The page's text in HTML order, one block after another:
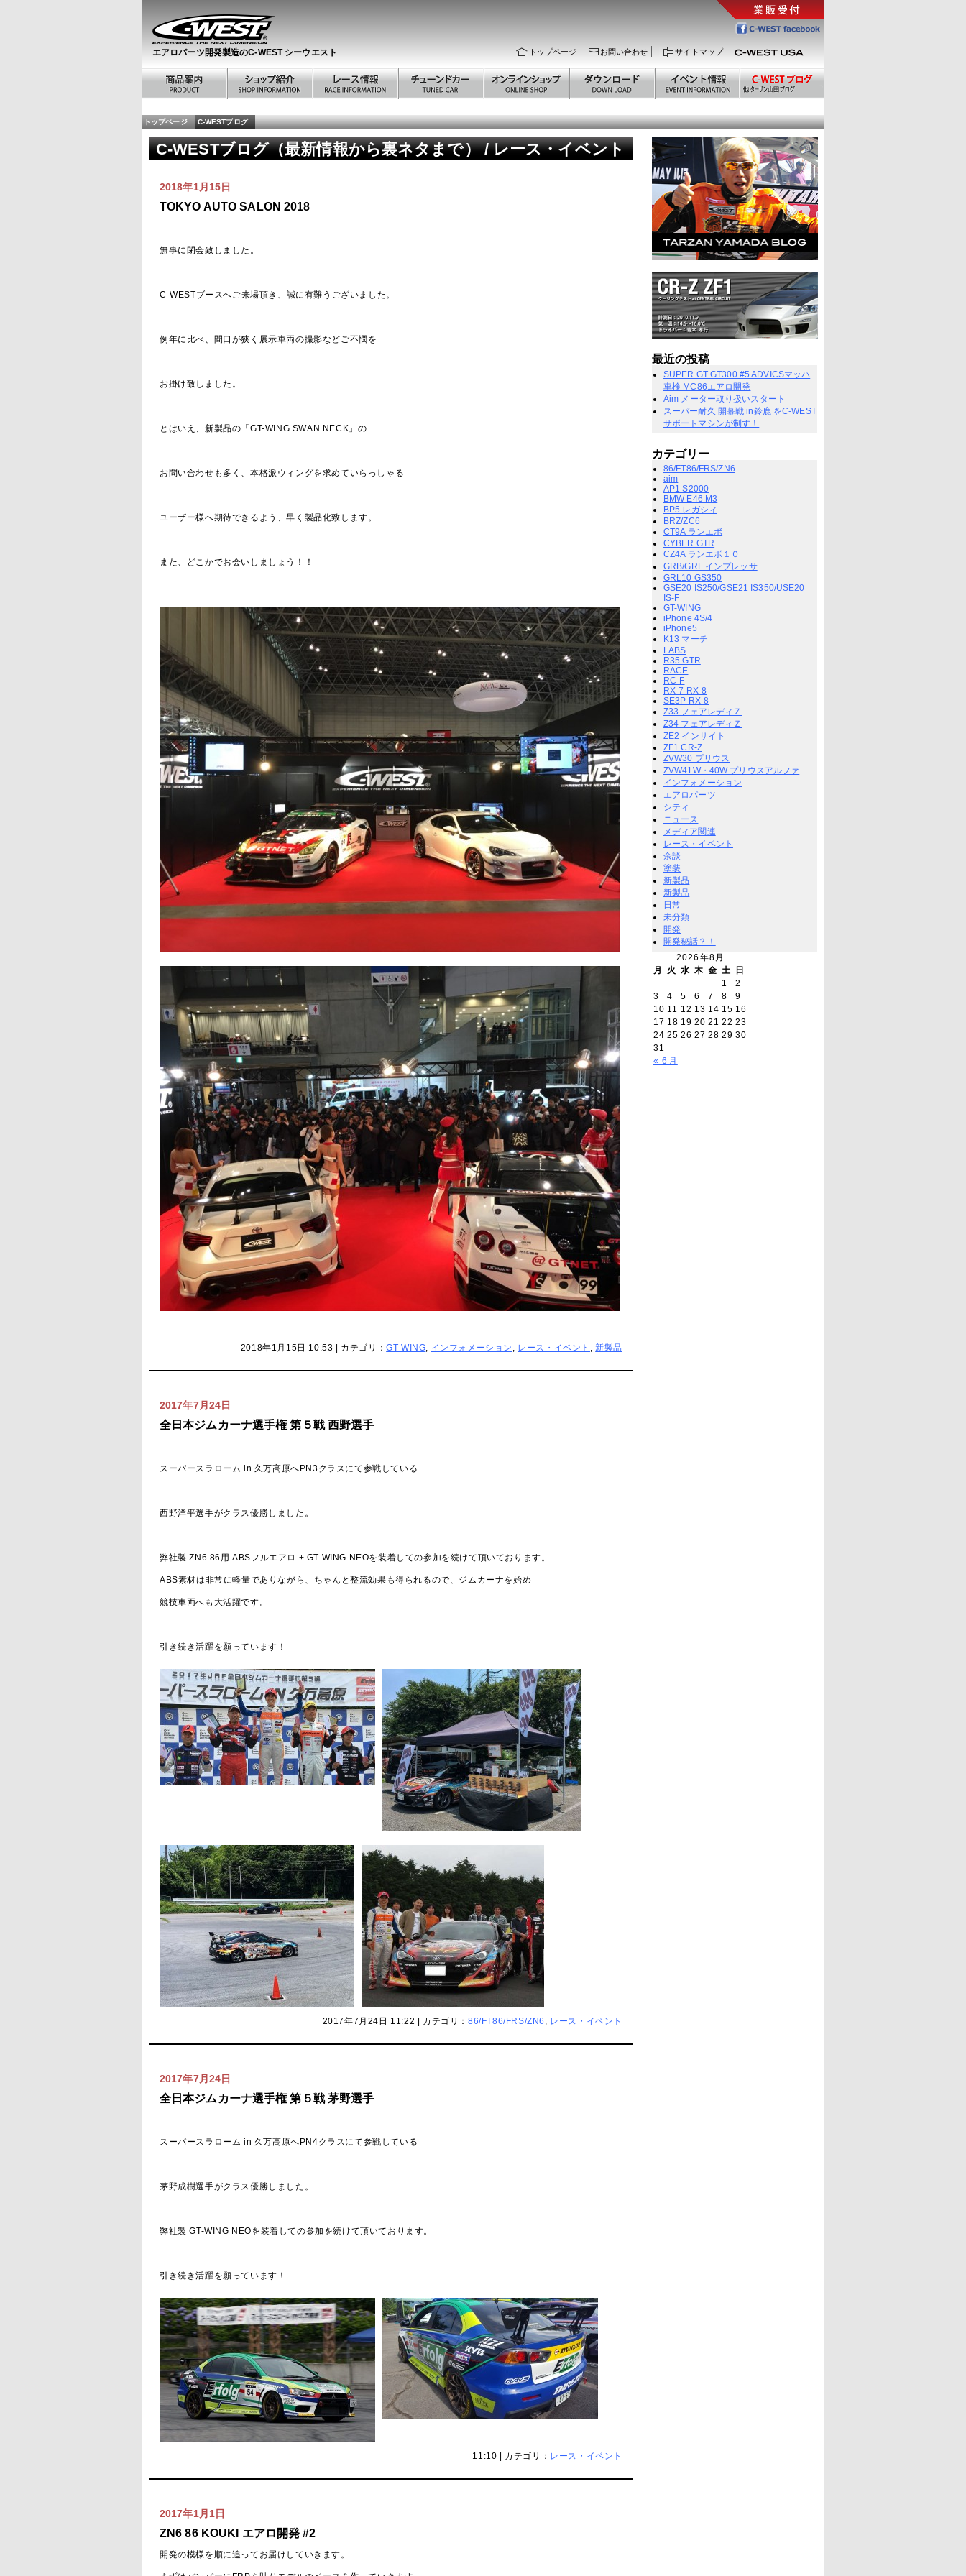
エアロパーツ開発製造のC-WEST シーウエスト トップページ お問い合わせ サイトマップ
トップページ C-WESTブログ
C-WESTブログ（最新情報から裏ネタまで） / レース・イベント
2018年1月15日
TOKYO AUTO SALON 2018
無事に閉会致しました。
C-WESTブースへご来場頂き、誠に有難うございました。
例年に比べ、間口が狭く展示車両の撮影などご不憫を
お掛け致しました。
とはいえ、新製品の「GT-WING SWAN NECK」の
お問い合わせも多く、本格派ウィングを求めていらっしゃる
ユーザー様へ期待できるよう、早く製品化致します。
また、どこかでお会いしましょう！！
2018年1月15日 10:53 | カテゴリ：GT-WING, インフォメーション , レース・イベント ,新製品
2017年7月24日
全日本ジムカーナ選手権 第５戦 西野選手
スーパースラローム in 久万高原へPN3クラスにて参戦している
西野洋平選手がクラス優勝しました。
弊社製 ZN6 86用 ABSフルエアロ + GT-WING NEOを装着しての参加を続けて頂いております。
ABS素材は非常に軽量でありながら、ちゃんと整流効果も得られるので、ジムカーナを始め
競技車両へも大活躍です。
引き続き活躍を願っています！
2017年7月24日 11:22 | カテゴリ： 86/FT86/FRS/ZN6 , レース・イベント
2017年7月24日
全日本ジムカーナ選手権 第５戦 茅野選手
スーパースラローム in 久万高原へPN4クラスにて参戦している
茅野成樹選手がクラス優勝しました。
弊社製 GT-WING NEOを装着しての参加を続けて頂いております。
引き続き活躍を願っています！
11:10 | カテゴリ： レース・イベント
2017年1月1日
ZN6 86 KOUKI エアロ開発 #2
開発の模様を順に追ってお届けしていきます。
最近の投稿
SUPER GT GT300 #5 ADVICSマッハ
車検 MC86エアロ開発
Aim メーター取り扱いスタート
スーパー耐久 開幕戦 in鈴鹿 をC-WEST
サポートマシンが制す！
カテゴリー
86/FT86/FRS/ZN6
aim
AP1 S2000
BMW E46 M3
BP5 レガシィ
BRZ/ZC6
CT9A ランエボ
CYBER GTR
CZ4A ランエボ１０
GRB/GRF インプレッサ
GRL10 GS350
GSE20 IS250/GSE21 IS350/USE20
IS-F
GT-WING
iPhone 4S/4
iPhone5
K13 マーチ
LABS
R35 GTR
RACE
RC-F
RX-7 RX-8
SE3P RX-8
Z33 フェアレディＺ
Z34 フェアレディＺ
ZE2 インサイト
ZF1 CR-Z
ZVW30 プリウス
ZVW41W・40W プリウスアルファ
インフォメーション
エアロパーツ
シティ
ニュース
メディア関連
レース・イベント
余談
塗装
新製品
新製品
日常
未分類
開発
開発秘話？！
2026年8月
月
火 水 木 金 土 日
« 6月
1
2
3
4 5 6 7 8
9
10 11 12 13 14 15 16
17 18 19 20 21 22 23
24 25 26 27 28 29 30
31